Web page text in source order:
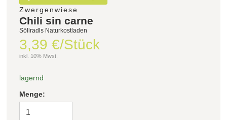
Zwergenwiese
Chili sin carne
Söllradls Naturkostladen
3,39 €/Stück
inkl. 10% Mwst.
lagernd
Menge: